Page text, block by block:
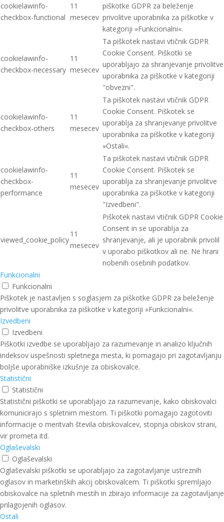
cookielawinfo-
checkbox-functional
11
mesecev
piškotke GDPR za beleženje
privolitve uporabnika za piškotke v
kategoriji »Funkcionalni«.
cookielawinfo-
checkbox-necessary
11
mesecev
Ta piškotek nastavi vtičnik GDPR
Cookie Consent. Piškotki se
uporabljajo za shranjevanje privolitve
uporabnika za piškotke v kategoriji
"obvezni".
cookielawinfo-
checkbox-others
11
mesecev
Ta piškotek nastavi vtičnik GDPR
Cookie Consent. Piškotek se
uporablja za shranjevanje privolitve
uporabnika za piškotke v kategoriji
»Ostali«.
cookielawinfo-
checkbox-
performance
11
mesecev
Ta piškotek nastavi vtičnik GDPR
Cookie Consent. Piškotek se
uporablja za shranjevanje privolitve
uporabnika za piškotke v kategoriji
"Izvedbeni".
viewed_cookie_policy
11
mesecev
Piškotek nastavi vtičnik GDPR Cookie
Consent in se uporablja za
shranjevanje, ali je uporabnik privolil
v uporabo piškotkov ali ne. Ne hrani
nobenih osebnih podatkov.
Funkcionalni
Funkcionalni
Piškotek je nastavljen s soglasjem za piškotke GDPR za beleženje
privolitve uporabnika za piškotke v kategoriji »Funkcionalni«.
Izvedbeni
Izvedbeni
Piškotki izvedbe se uporabljajo za razumevanje in analizo ključnih
indeksov uspešnosti spletnega mesta, ki pomagajo pri zagotavljanju
boljše uporabniške izkušnje za obiskovalce.
Statistični
Statistični
Statistični piškotki se uporabljajo za razumevanje, kako obiskovalci
komunicirajo s spletnim mestom. Ti piškotki pomagajo zagotoviti
informacije o meritvah števila obiskovalcev, stopnja obiskov strani,
vir prometa itd.
Oglaševalski
Oglaševalski
Oglaševalski piškotki se uporabljajo za zagotavljanje ustreznih
oglasov in marketinških akcij obiskovalcem. Ti piškotki spremljajo
obiskovalce na spletnih mestih in zbirajo informacije za zagotavljanje
prilagojenih oglasov.
Ostali